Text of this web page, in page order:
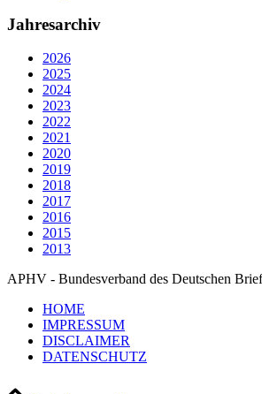
Jahresarchiv
2026
2025
2024
2023
2022
2021
2020
2019
2018
2017
2016
2015
2013
APHV - Bundesverband des Deutschen
HOME
IMPRESSUM
DISCLAIMER
DATENSCHUTZ